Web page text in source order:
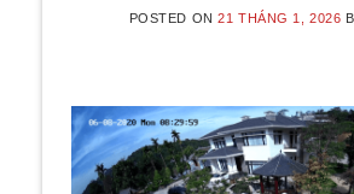
20 Tháng 5, 2025
Minh Khang là đơn vị
[...]
POSTED ON21 THÁNG 1, 2026